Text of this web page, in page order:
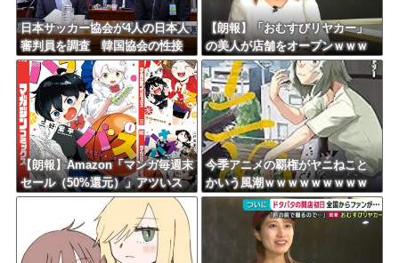
日本サッカー協会が4人の日本人
審判員を調査 韓国協会の性接
待疑惑で
【朗報】「おむすびリヤカー」
の美人が店舗をオープンｗｗｗ
ｗｗｗｗｗｗｗｗｗ
【朗報】Amazon「マンガ毎週末
セール（50%還元）」アツいス
ポーツマンガ祭り最終日到
今季アニメの覇権がヤニねこと
かいう風潮ｗｗｗｗｗｗｗｗｗ
ｗｗｗｗ